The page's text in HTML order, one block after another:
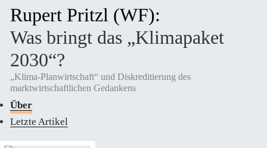
Rupert Pritzl (WF):
Was bringt das „Klimapaket
2030“?
„Klima-Planwirtschaft“ und Diskreditierung des
marktwirtschaftlichen Gedankens
Über
Letzte Artikel